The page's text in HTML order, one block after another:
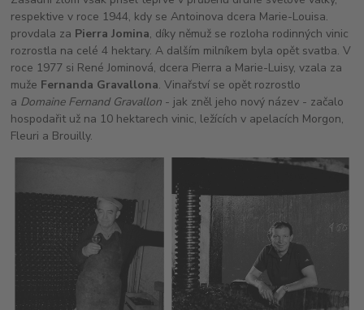
respektive v roce 1944, kdy se Antoinova dcera Marie-Louisa.
provdala za Pierra Jomina, díky němuž se rozloha rodinných vinic
rozrostla na celé 4 hektary. A dalším milníkem byla opět svatba. V
roce 1977 si René Jominová, dcera Pierra a Marie-Luisy, vzala za
muže Fernanda Gravallona. Vinařství se opět rozrostlo
a Domaine Fernand Gravallon - jak zněl jeho nový název - začalo
hospodařit už na 10 hektarech vinic, ležících v apelacích Morgon,
Fleuri a Brouilly.